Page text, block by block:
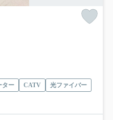
ター CATV
光ファイバー